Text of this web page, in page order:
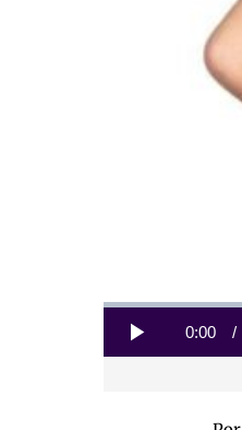
Play Current
0:00 /
Loaded: